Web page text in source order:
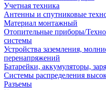
Учетная техника
Антенны и спутниковые
Материал монтажный
Отопительные приборы/
системы
Устройства заземления,
перенапряжений
Батарейки, аккумуляторы,
Системы распределения
Разъемы